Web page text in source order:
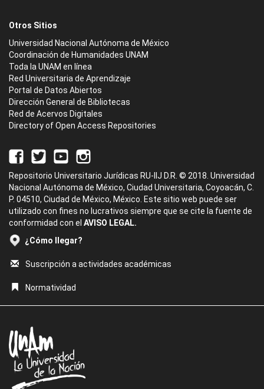
Otros Sitios
Universidad Nacional Autónoma de México
Coordinación de Humanidades UNAM
Toda la UNAM en línea
Red Universitaria de Aprendizaje
Portal de Datos Abiertos
Dirección General de Bibliotecas
Red de Acervos Digitales
Directory of Open Access Repositories
Repositorio Universitario Jurídicas RU-IIJ D.R. © 2018. Universidad
Nacional Autónoma de México, Ciudad Universitaria, Coyoacán, C.
P. 04510, Ciudad de México, México. Este sitio web puede ser
utilizado con fines no lucrativos siempre que se cite la fuente de
conformidad con el AVISO LEGAL.
¿Cómo llegar?
Suscripción a actividades académicas
Normatividad